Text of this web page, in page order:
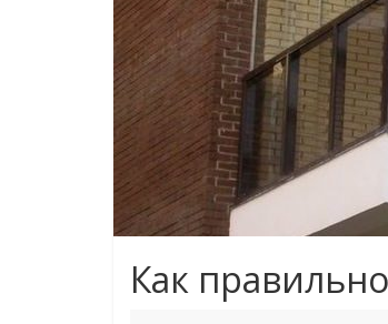
Как